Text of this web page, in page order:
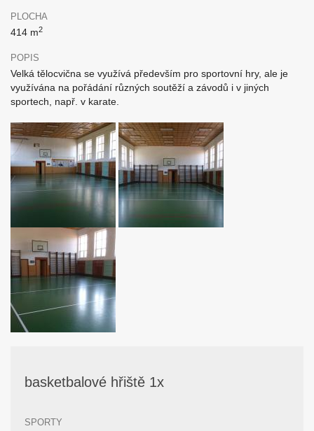
PLOCHA
414 m2
POPIS
Velká tělocvična se využívá především pro sportovní hry, ale je
využívána na pořádání různých soutěží a závodů i v jiných
sportech, např. v karate.
basketbalové hřiště 1x
SPORTY